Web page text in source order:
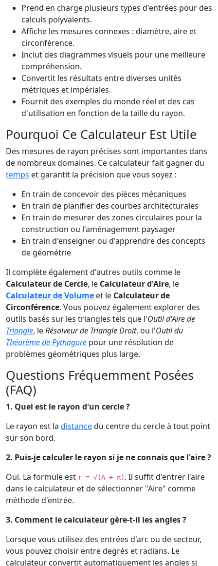
Prend en charge plusieurs types d'entrées pour des
calculs polyvalents.
Affiche les mesures connexes : diamètre, aire et
circonférence.
Inclut des diagrammes visuels pour une meilleure
compréhension.
Convertit les résultats entre diverses unités
métriques et impériales.
Fournit des exemples du monde réel et des cas
d'utilisation en fonction de la taille du rayon.
Pourquoi Ce Calculateur Est Utile
Des mesures de rayon précises sont importantes dans
de nombreux domaines. Ce calculateur fait gagner du
temps et garantit la précision que vous soyez :
En train de concevoir des pièces mécaniques
En train de planifier des courbes architecturales
En train de mesurer des zones circulaires pour la
construction ou l'aménagement paysager
En train d'enseigner ou d'apprendre des concepts
de géométrie
Il complète également d'autres outils comme le
Calculateur de Cercle, le Calculateur d'Aire, le
Calculateur de Volume et le Calculateur de
Circonférence. Vous pouvez également explorer des
outils basés sur les triangles tels que l'Outil d'Aire de
Triangle, leRésolveur de Triangle Droit, ou l'Outil du
Théorème de Pythagore pour une résolution de
problèmes géométriques plus large.
Questions Fréquemment Posées
(FAQ)
1. Quel est le rayon d'un cercle ?
Le rayon est la distancedu centre du cercle à tout point
sur son bord.
2. Puis-je calculer le rayon si je ne connais que l'aire ?
Oui. La formule est r = √(A ÷ π). Il suffit d'entrer l'aire
dans le calculateur et de sélectionner "Aire" comme
méthode d'entrée.
3. Comment le calculateur gère-t-il les angles ?
Lorsque vous utilisez des entrées d'arc ou de secteur,
vous pouvez choisir entre degrés et radians. Le
calculateur convertit automatiquement les angles si